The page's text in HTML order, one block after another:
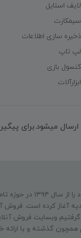
لایف استایل
سیمکارت
ذخیره سازی اطلاعات
لپ تاپ
کنسول بازی
ابزارآلات
خرید ارسال میشود.برای
فروشگاه عصر دیجیتال
آغاز کرده است. فروش
وبسایت فروش
همچون گذشته و با